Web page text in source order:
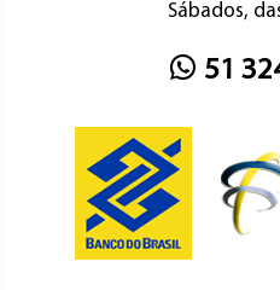
Sábados,
51